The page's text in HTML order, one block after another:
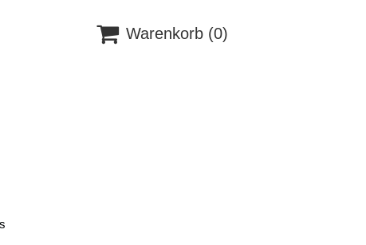
 Warenkorb (0)